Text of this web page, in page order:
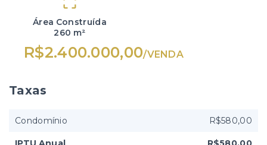
Área Construída
260 m²
R$2.400.000,00/VENDA
Taxas
Condomínio R$580,00